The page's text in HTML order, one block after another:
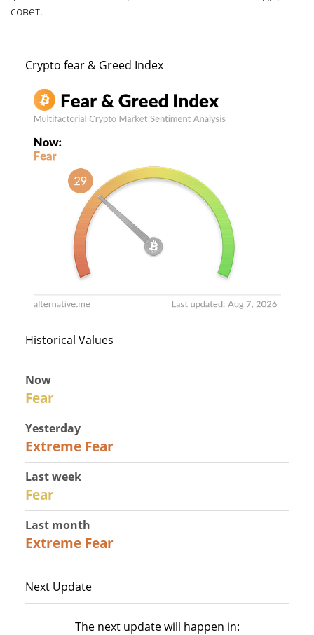
совет.
Crypto fear & Greed Index
Historical Values
Now
Fear
Yesterday
Extreme Fear
Last week
Fear
Last month
Extreme Fear
Next Update
The next update will happen in: